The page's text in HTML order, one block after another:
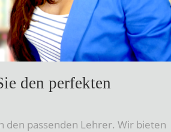
den perfekten
den passenden Lehrer. Wir bieten